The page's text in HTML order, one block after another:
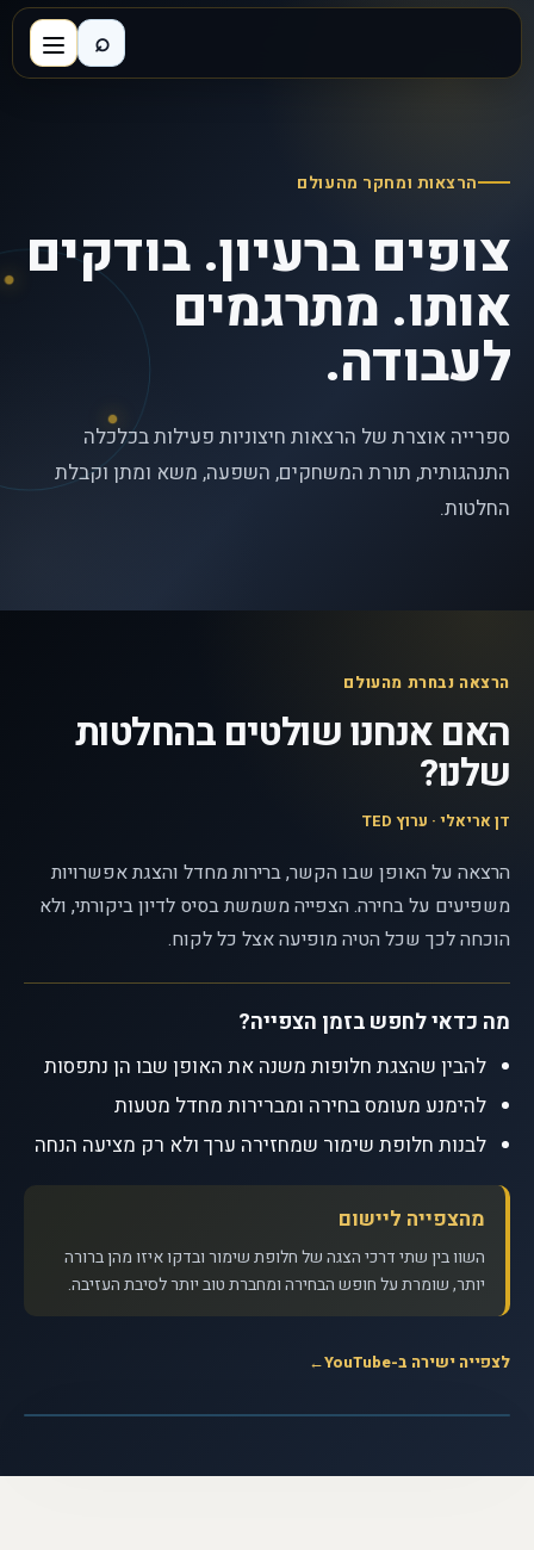
⌕
הרצאות ומחקר מהעולם
צופים ברעיון. בודקים
אותו. מתרגמים
לעבודה.
ספרייה אוצרת של הרצאות חיצוניות פעילות בכלכלה
התנהגותית, תורת המשחקים, השפעה, משא ומתן וקבלת
החלטות.
הרצאה נבחרת מהעולם
האם אנחנו שולטים בהחלטות
שלנו?
דן אריאלי · ערוץ TED
הרצאה על האופן שבו הקשר, ברירות מחדל והצגת אפשרויות
משפיעים על בחירה. הצפייה משמשת בסיס לדיון ביקורתי, ולא
הוכחה לכך שכל הטיה מופיעה אצל כל לקוח.
מה כדאי לחפש בזמן הצפייה?
להבין שהצגת חלופות משנה את האופן שבו הן נתפסות
להימנע מעומס בחירה ומברירות מחדל מטעות
לבנות חלופת שימור שמחזירה ערך ולא רק מציעה הנחה
מהצפייה ליישום
השוו בין שתי דרכי הצגה של חלופת שימור ובדקו איזו מהן ברורה
יותר, שומרת על חופש הבחירה ומחברת טוב יותר לסיבת העזיבה.
לצפייה ישירה ב-YouTube ←
אריאלי · ערוץ TED